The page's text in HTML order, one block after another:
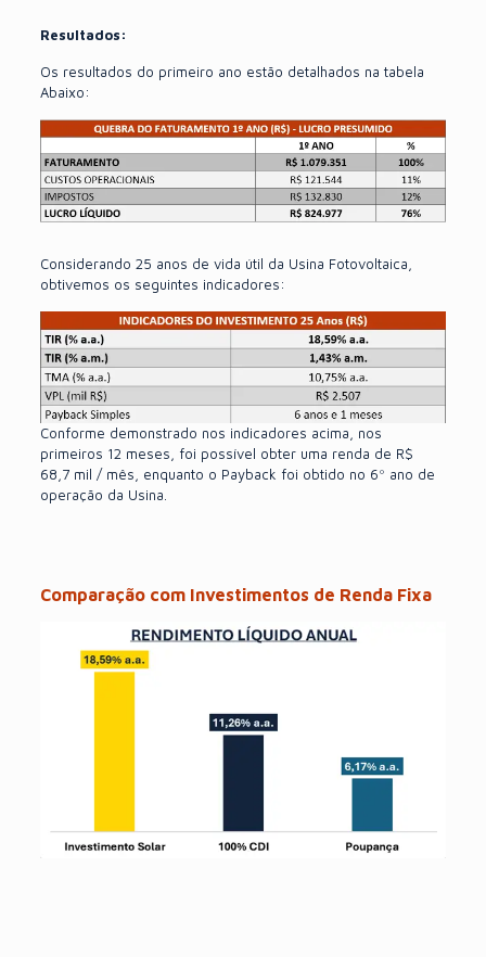
Resultados:
Os resultados do primeiro ano estão detalhados na tabela
Abaixo:
Considerando 25 anos de vida útil da Usina Fotovoltaica,
obtivemos os seguintes indicadores:
Conforme demonstrado nos indicadores acima, nos
primeiros 12 meses, foi possível obter uma renda de R$
68,7 mil / mês, enquanto o Payback foi obtido no 6º ano de
operação da Usina.
Comparação com Investimentos de Renda Fixa